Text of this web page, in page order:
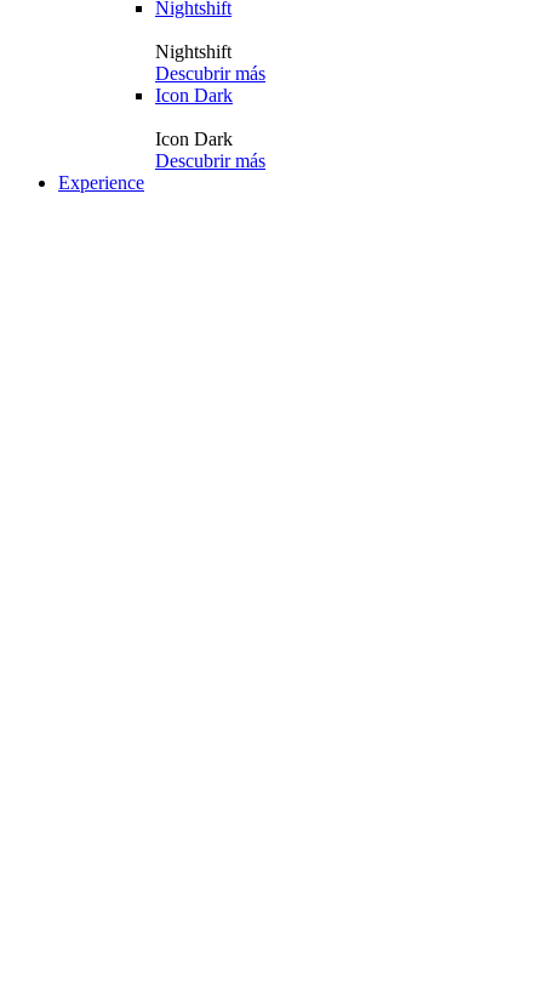
Nightshift
Nightshift
Descubrir más
Icon Dark
Icon Dark
Descubrir más
Experience